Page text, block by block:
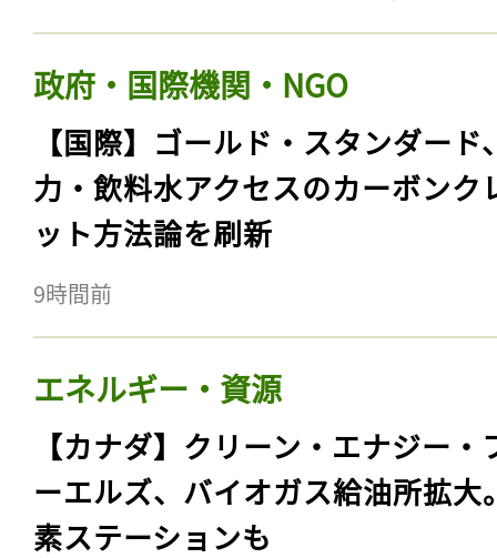
政府・国際機関・NGO
【国際】ゴールド・スタンダード
力・飲料水アクセスのカーボンク
ット方法論を刷新
9時間前
エネルギー・資源
【カナダ】クリーン・エナジー・
ーエルズ、バイオガス給油所拡大
素ステーションも